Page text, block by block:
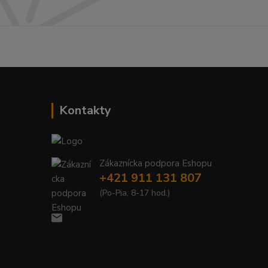
Kontakty
Zákaznícka podpora Eshopu
+421 911 131 807
(Po-Pia, 8-17 hod.)